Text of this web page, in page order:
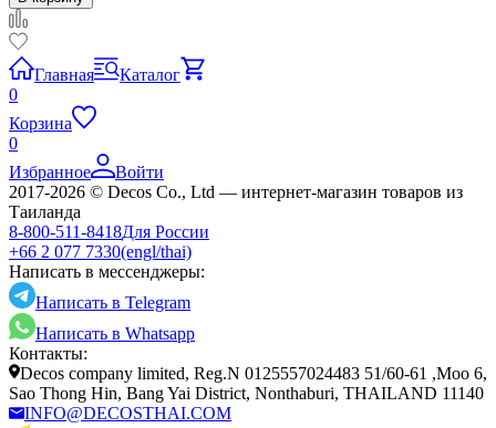
Главная
Каталог
0
Корзина
0
Избранное
Войти
2017-2026 © Decos Co., Ltd — интернет-магазин товаров из
Таиланда
8-800-511-8418Для России
+66 2 077 7330(engl/thai)
Написать в мессенджеры:
Написать в Telegram
Написать в Whatsapp
Контакты:
Decos company limited, Reg.N 0125557024483 51/60-61 ,Moo 6,
Sao Thong Hin, Bang Yai District, Nonthaburi, THAILAND 11140
INFO@DECOSTHAI.COM